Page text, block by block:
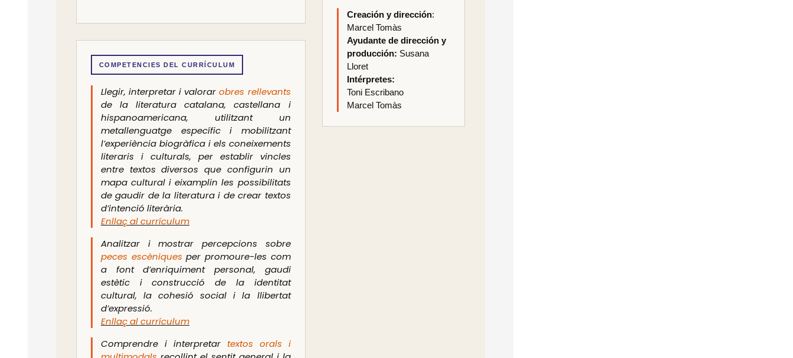
COMPETENCIES DEL CURRÍCULUM
Llegir, interpretar i valorarobres rellevants
de la literatura catalana, castellana i
hispanoamericana, utilitzant un
metallenguatge específic i mobilitzant
l’experiència biogràfica i els coneixements
literaris i culturals, per establir vincles
entre textos diversos que configurin un
mapa cultural i eixamplin les possibilitats
de gaudir de la literatura i de crear textos
d’intenció literària.
Enllaç al currículum
Analitzar i mostrar percepcions sobre
peces escèniquesper promoure-les com
a font d’enriquiment personal, gaudi
estètic i construcció de la identitat
cultural, la cohesió social i la llibertat
d’expressió.
Enllaç al currículum
Comprendre i interpretar textos orals i
Creación y dirección:
Marcel Tomàs
Ayudante de dirección y
producción: Susana
Lloret
Intérpretes:
Toni Escribano
Marcel Tomàs